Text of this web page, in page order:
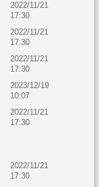
2022/11/21
17:30
2022/11/21
17:30
2022/11/21
17:30
2023/12/19
10:07
2022/11/21
17:30
2022/11/21
17:30